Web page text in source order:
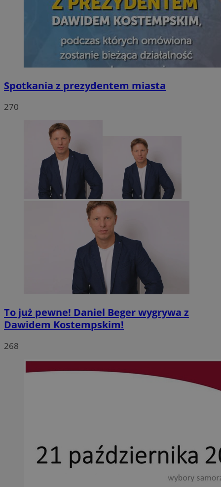
Spotkania z prezydentem miasta
270
To już pewne! Daniel Beger wygrywa z
Dawidem Kostempskim!
268